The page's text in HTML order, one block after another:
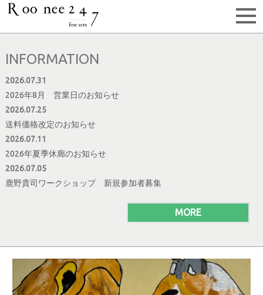
INFORMATION
2026.07.31
2026年8月 営業日のお知らせ
2026.07.25
送料価格改定のお知らせ
2026.07.11
2026年夏季休廊のお知らせ
2026.07.05
鹿野貴司ワークショップ 新規参加者募集
MORE